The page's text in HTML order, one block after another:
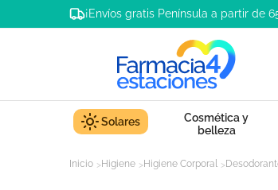
¡Envíos gratis Península a partir de
Solares
Cosmética y
belleza
Inicio Higiene Higiene Corporal